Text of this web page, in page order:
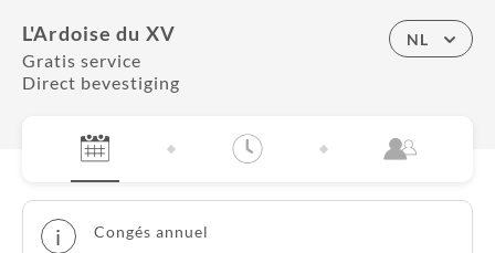
L'Ardoise du XV
Gratis service
Direct bevestiging
NL
i Congés annuel